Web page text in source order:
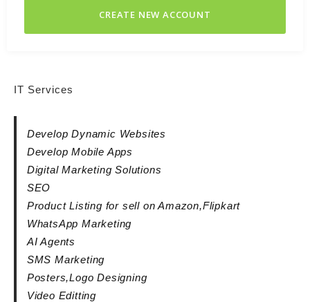
CREATE NEW ACCOUNT
IT Services
Develop Dynamic Websites
Develop Mobile Apps
Digital Marketing Solutions
SEO
Product Listing for sell on Amazon,Flipkart
WhatsApp Marketing
AI Agents
SMS Marketing
Posters,Logo Designing
Video Editting